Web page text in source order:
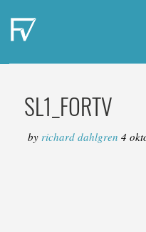
SL1_FORTV
byrichard dahlgren4